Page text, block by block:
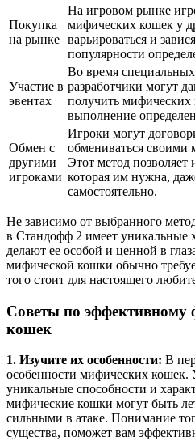
Покупка
на рынке
На игровом рынке
мифических кошек у
варьироваться и
популярности
Участие в
эвентах
Во время
разработчики могут
получить мифических
выполнение
Обмен с
другими
игроками
Игроки могут
обмениваться
Этот метод позволяет
которая им нужна,
самостоятельно.
Не зависимо от выбранного
в Стандофф 2 имеет уникальные
делают ее особой и ценной в
мифической кошки обычно
того стоит для настоящего
Советы по эффективному
кошек
1. Изучите их особенности: В
особенности мифических кошек.
уникальные способности и
мифические кошки могут быть
сильными в атаке. Понимание
существа, поможет вам